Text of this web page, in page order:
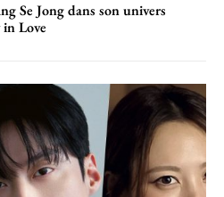
Se Jong dans son univers
in Love